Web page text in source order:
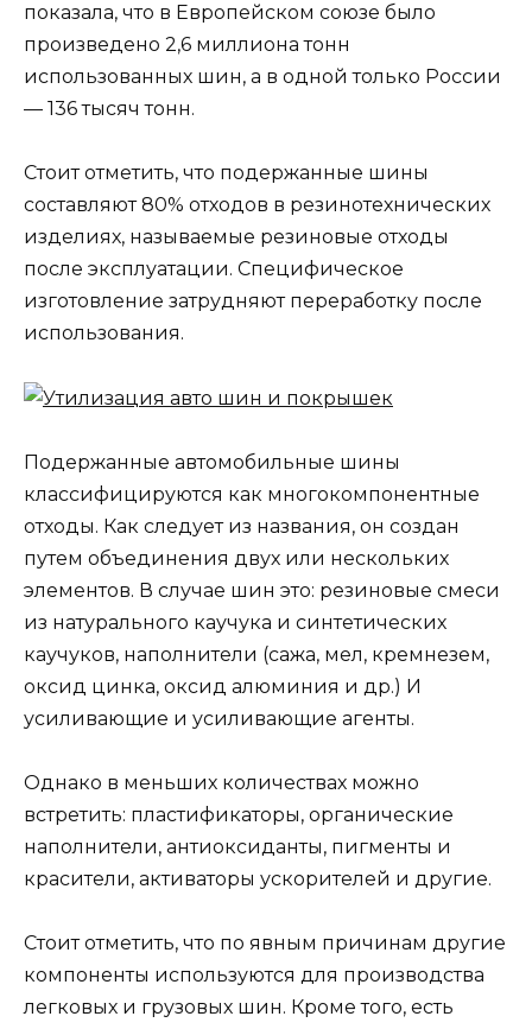
показала, что в Европейском союзе было
произведено 2,6 миллиона тонн
использованных шин, а в одной только России
— 136 тысяч тонн.
Стоит отметить, что подержанные шины
составляют 80% отходов в резинотехнических
изделиях, называемые резиновые отходы
после эксплуатации. Специфическое
изготовление затрудняют переработку после
использования.
Подержанные автомобильные шины
классифицируются как многокомпонентные
отходы. Как следует из названия, он создан
путем объединения двух или нескольких
элементов. В случае шин это: резиновые смеси
из натурального каучука и синтетических
каучуков, наполнители (сажа, мел, кремнезем,
оксид цинка, оксид алюминия и др.) И
усиливающие и усиливающие агенты.
Однако в меньших количествах можно
встретить: пластификаторы, органические
наполнители, антиоксиданты, пигменты и
красители, активаторы ускорителей и другие.
Стоит отметить, что по явным причинам другие
компоненты используются для производства
легковых и грузовых шин. Кроме того, есть